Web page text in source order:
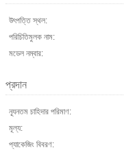
উৎপত্তি স্থল:
পরিচিতিমুলক নাম:
মডেল নম্বার:
প্রদান
ন্যূনতম চাহিদার পরিমাণ:
মূল্য:
প্যাকেজিং বিবরণ: